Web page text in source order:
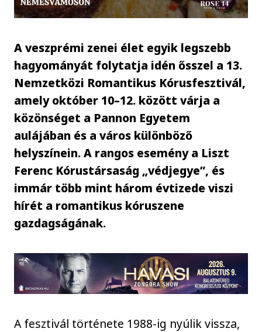
A veszprémi zenei élet egyik legszebb
hagyományát folytatja idén ősszel a 13.
Nemzetközi Romantikus Kórusfesztivál,
amely október 10–12. között várja a
közönséget a Pannon Egyetem
aulájában és a város különböző
helyszínein. A rangos esemény a Liszt
Ferenc Kórustársaság „védjegye”, és
immár több mint három évtizede viszi
hírét a romantikus kóruszene
gazdagságának.
A fesztivál története 1988-ig nyúlik vissza,